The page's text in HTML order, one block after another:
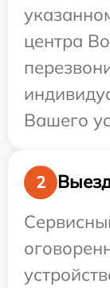
центра
Вашего
2